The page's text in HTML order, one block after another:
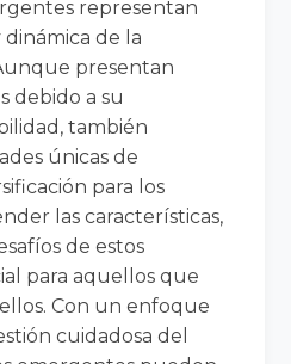
representan
de la
presentan
debido a su
también
únicas de
para los
las características,
de estos
para aquellos que
Con un enfoque
cuidadosa del